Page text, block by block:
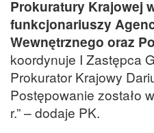
Prokuratury Krajowej
funkcjonariuszy
Wewnętrznego oraz
koordynuje I Zastępca
Prokurator Krajowy
Postępowanie zostało
r.” – dodaje PK.